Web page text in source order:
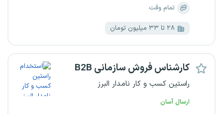
تمام وقت
۲۸ تا ۳۳ میلیون تومان
کارشناس فروش سازمانی B2B
راستین کسب و کار نامدار البرز
ارسال آسان